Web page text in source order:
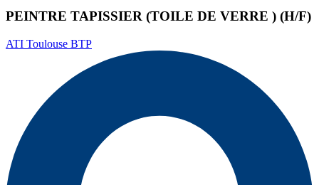
PEINTRE TAPISSIER (TOILE DE VERRE ) (H/F)
ATI Toulouse BTP